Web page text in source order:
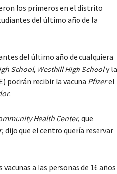
los primeros en el distrito
del último año de la
del último año de cualquiera
School, Westhill High Schooly la
podrán recibir la vacuna Pfizerel
.
Health Center, que
, dijo que el centro quería reservar
a las personas de 16 años